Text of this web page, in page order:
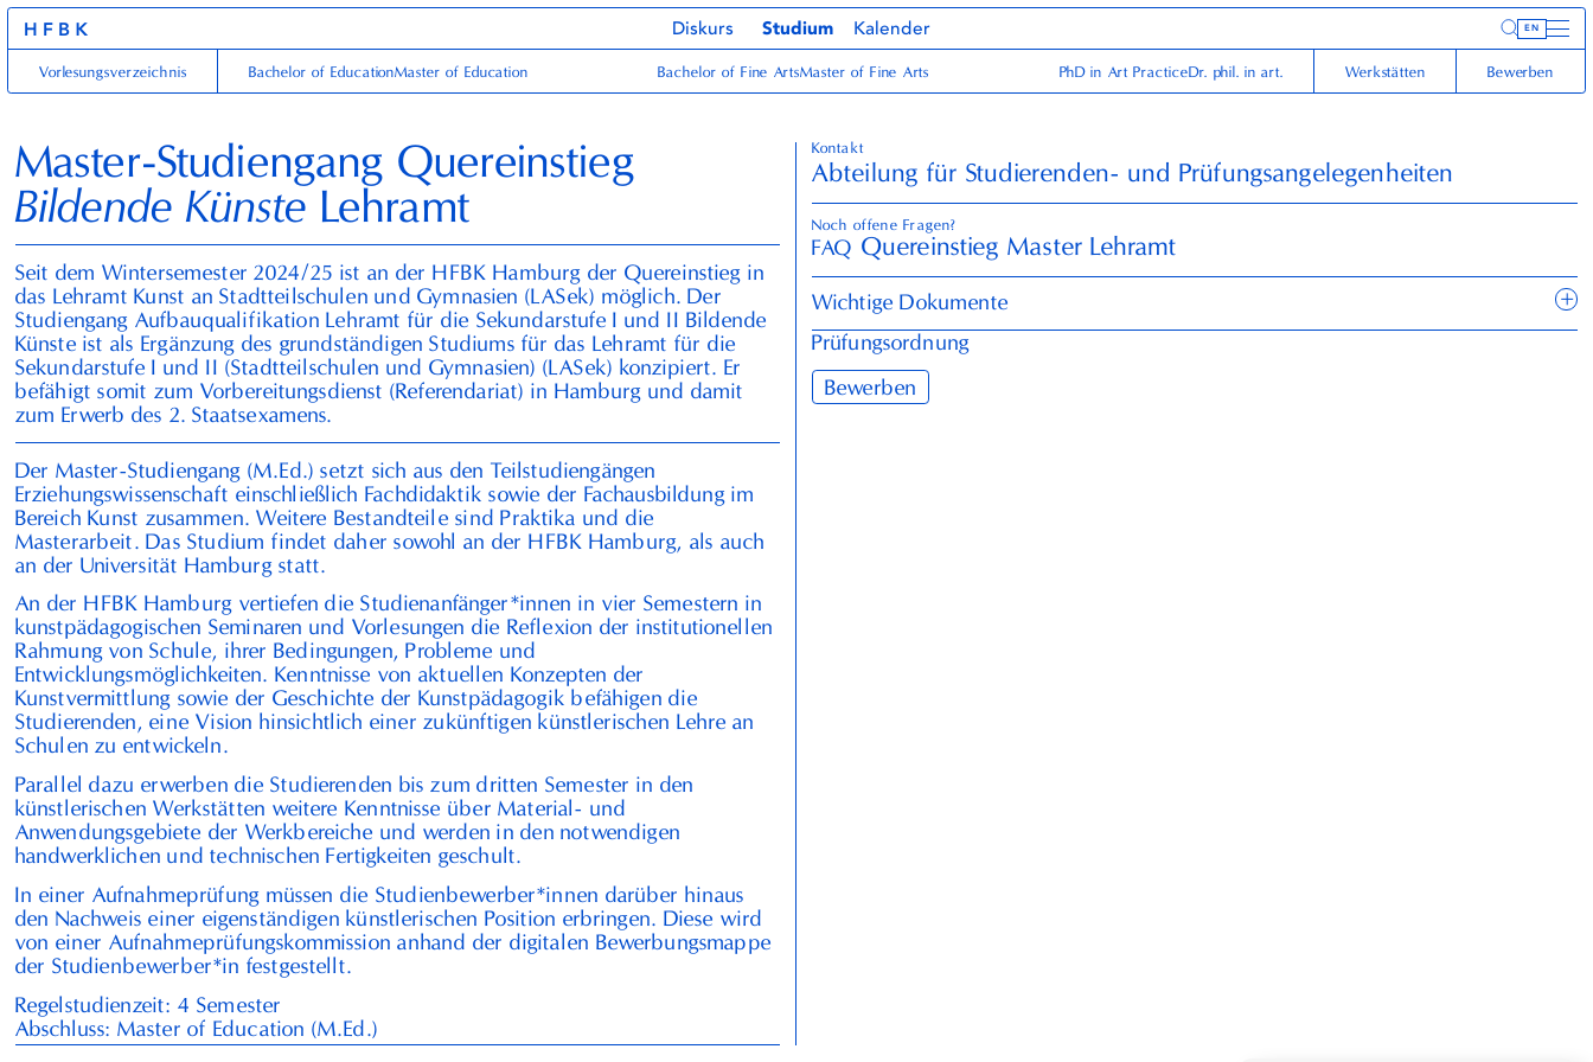
HFBK EN
Diskurs Studium Kalender
Vorlesungsverzeichnis Bachelor of EducationMaster of Education Bachelor of Fine ArtsMaster of Fine Arts PhD in Art PracticeDr. phil. in art. Werkstätten Bewerben
Master-Studiengang Quereinstieg
Bildende Künste Lehramt
Seit dem Wintersemester2024/25 ist an der HFBK Hamburg der Quereinstieg in
das Lehramt Kunst an Stadtteilschulen und Gymnasien (LASek) möglich. Der
Studiengang Aufbauqualifikation Lehramt für die Sekundarstufe I und II Bildende
Künste ist als Ergänzung des grundständigen Studiums für das Lehramt für die
Sekundarstufe I und II (Stadtteilschulen und Gymnasien) (LASek) konzipiert. Er
befähigt somit zum Vorbereitungsdienst (Referendariat) in Hamburg und damit
zum Erwerb des2.⁠ ⁠Staatsexamens.
Der Master-Studiengang (M.Ed.) setzt sich aus den Teilstudiengängen
Erziehungswissenschaft einschließlich Fachdidaktik sowie der Fachausbildung im
Bereich Kunst zusammen. Weitere Bestandteile sind Praktika und die
Masterarbeit. Das Studium findet daher sowohl an der HFBK Hamburg, als auch
an der Universität Hamburg statt.
An der HFBK Hamburg vertiefen die Studienanfänger*innen in vier Semestern in
kunstpädagogischen Seminaren und Vorlesungen die Reflexion der institutionellen
Rahmung von Schule, ihrer Bedingungen, Probleme und
Entwicklungsmöglichkeiten. Kenntnisse von aktuellen Konzepten der
Kunstvermittlung sowie der Geschichte der Kunstpädagogik befähigen die
Studierenden, eine Vision hinsichtlich einer zukünftigen künstlerischen Lehre an
Schulen zu entwickeln.
Parallel dazu erwerben die Studierenden bis zum dritten Semester in den
künstlerischen Werkstätten weitere Kenntnisse über Material- und
Anwendungsgebiete der Werkbereiche und werden in den notwendigen
handwerklichen und technischen Fertigkeiten geschult.
In einer Aufnahmeprüfung müssen die Studienbewerber*innen darüber hinaus
den Nachweis einer eigenständigen künstlerischen Position erbringen. Diese wird
von einer Aufnahmeprüfungskommission anhand der digitalen Bewerbungsmappe
der Studienbewerber*in festgestellt.
Regelstudienzeit: 4 Semester
Abschluss: Master of Education (M.Ed.)
Kontakt
Abteilung für Studierenden- und Prüfungsangelegenheiten
Noch offene Fragen?
FAQ Quereinstieg Master Lehramt
Wichtige Dokumente +
Prüfungsordnung
Bewerben